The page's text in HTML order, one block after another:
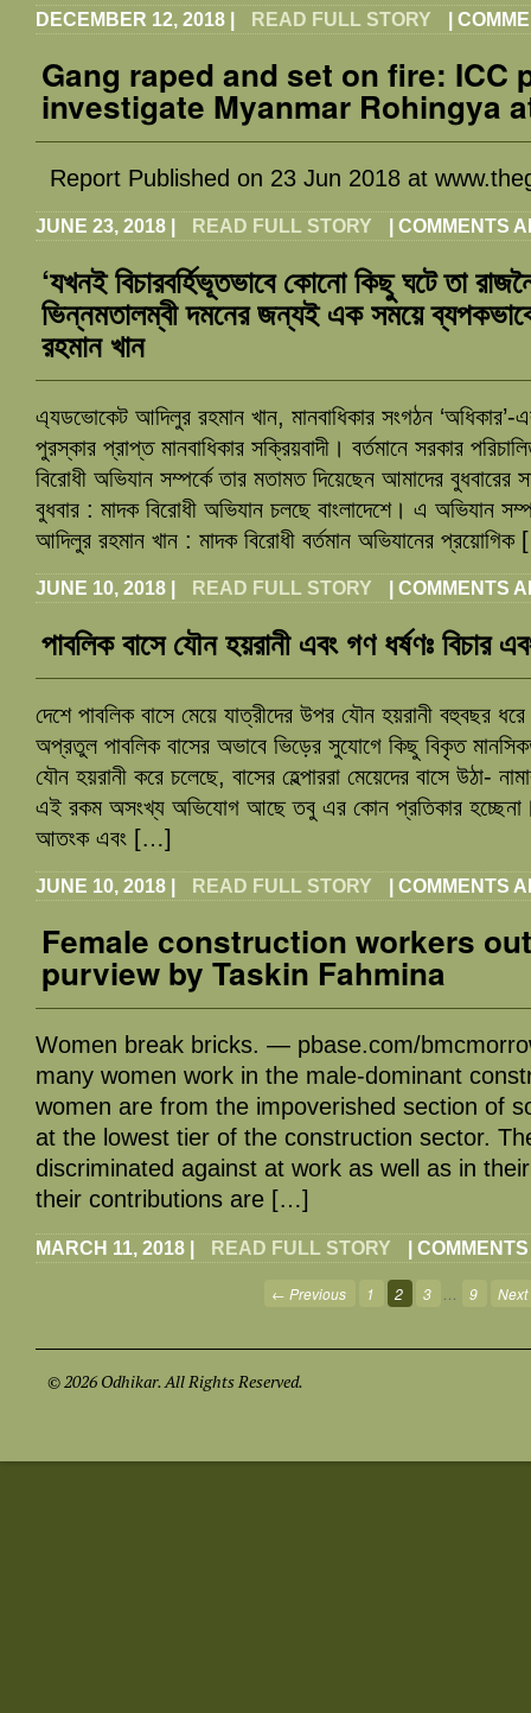
DECEMBER 12, 2018 READ FULL STORY
Gang raped and set on fire: ICC
investigate Myanmar Rohingya
Report Published on 23 Jun 2018 at
JUNE 23, 2018 READ FULL STORY COMMENTS
‘যখনই বিচারবর্হিভূতভাবে কোনো কিছু ঘটে তা
ভিন্নমতালম্বী দমনের জন্যই এক সময়ে
রহমান খান
এ্যডভোকেট আদিলুর রহমান খান, মানবাধিকার সংগঠন ‘অধিকার’-
পুরস্কার প্রাপ্ত মানবাধিকার সক্রিয়বাদী। বর্তমানে সরকার
বিরোধী অভিযান সম্পর্কে তার মতামত দিয়েছেন আমাদের বুধবারের
বুধবার : মাদক বিরোধী অভিযান চলছে বাংলাদেশে। এ অভিযান
আদিলুর রহমান খান : মাদক বিরোধী বর্তমান অভিযানের
JUNE 10, 2018 READ FULL STORY COMMENTS
পাবলিক বাসে যৌন হয়রানী এবং গণ ধর্ষণঃ বিচার
দেশে পাবলিক বাসে মেয়ে যাত্রীদের উপর যৌন হয়রানী বহুবছর
অপ্রতুল পাবলিক বাসের অভাবে ভিড়ের সুযোগে কিছু বিকৃত
যৌন হয়রানী করে চলেছে, বাসের হেল্পাররা মেয়েদের বাসে উঠা-
এই রকম অসংখ্য অভিযোগ আছে তবু এর কোন প্রতিকার হচ্ছেনা।
আতংক এবং […]
JUNE 10, 2018 READ FULL STORY COMMENTS
Female construction workers
purview by Taskin Fahmina
Women break bricks. — pbase.com/
many women work in the male-dominant
women are from the impoverished section of
at the lowest tier of the construction sector.
discriminated against at work as well as in
their contributions are […]
MARCH 11, 2018 READ FULL STORY
← Previous 1 2 3 9
© 2026 Odhikar. All Rights Reserved.